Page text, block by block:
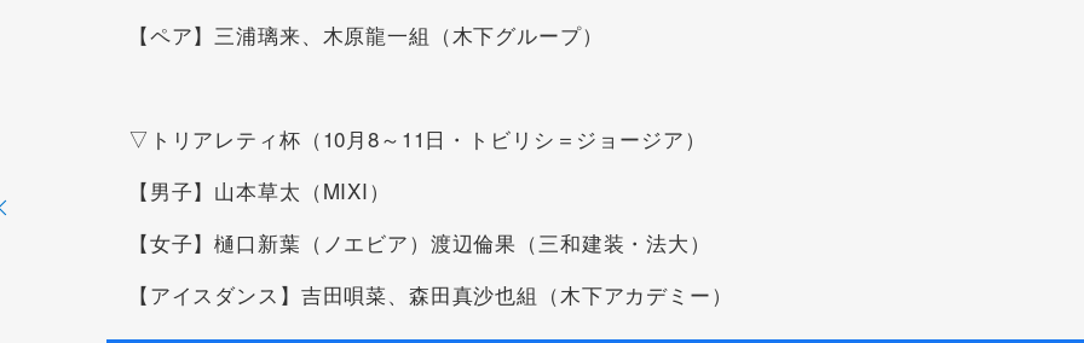
【ペア】三浦璃来、木原龍一組（木下グループ）
▽トリアレティ杯（10月8～11日・トビリシ＝ジョージア）
【男子】山本草太（MIXI）
【女子】樋口新葉（ノエビア）渡辺倫果（三和建装・法大）
【アイスダンス】吉田唄菜、森田真沙也組（木下アカデミー）